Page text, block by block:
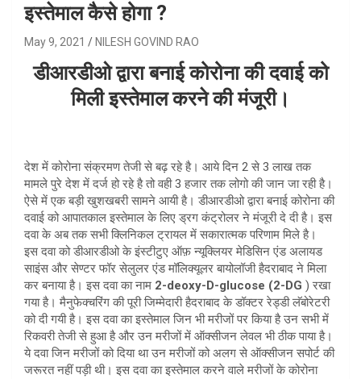
इस्तेमाल कैसे होगा ?
May 9, 2021 NILESH GOVIND RAO
डीआरडीओ द्वारा बनाई कोरोना की दवाई को
मिली इस्तेमाल करने की मंजूरी।
देश में कोरोना संक्रमण तेजी से बढ़ रहे है। आये दिन 2 से 3 लाख तक
मामले पुरे देश में दर्ज हो रहे है तो वही 3 हजार तक लोगो की जान जा रही है।
ऐसे में एक बड़ी खुशखबरी सामने आयी है। डीआरडीओ द्वारा बनाई कोरोना की
दवाई को आपातकाल इस्तेमाल के लिए ड्रग कंट्रोलर ने मंजूरी दे दी है। इस
दवा के अब तक सभी क्लिनिकल ट्रायल में सकारात्मक परिणाम मिले है।
इस दवा को डीआरडीओ के इंस्टीटुए ऑफ़ न्यूक्लियर मेडिसिन एंड अलायड
साइंस और सेण्टर फॉर सेलुलर एंड मॉलिक्यूलर बायोलॉजी हैदराबाद ने मिला
कर बनाया है। इस दवा का नाम 2-deoxy-D-glucose (2-DG ) रखा
गया है। मैनुफेक्चरिंग की पूरी जिम्मेदारी हैदराबाद के डॉक्टर रेड्डी लॅबोरेटरी
को दी गयी है। इस दवा का इस्तेमाल जिन भी मरीजों पर किया है उन सभी में
रिकवरी तेजी से हुआ है और उन मरीजों में ऑक्सीजन लेवल भी ठीक पाया है।
ये दवा जिन मरीजों को दिया था उन मरीजों को अलग से ऑक्सीजन सपोर्ट की
जरूरत नहीं पड़ी थी। इस दवा का इस्तेमाल करने वाले मरीजों के कोरोना